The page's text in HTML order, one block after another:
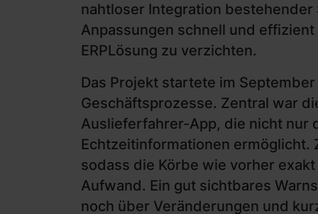
nahtloser Integration
Anpassungen schnell und
ERPLösung zu verzichten.
Das Projekt startete im
Geschäftsprozesse. Zentral war
Auslieferfahrer-App, die nicht nur
Echtzeitinformationen ermöglicht.
sodass die Körbe wie vorher
Aufwand. Ein gut sichtbares
noch über Veränderungen und